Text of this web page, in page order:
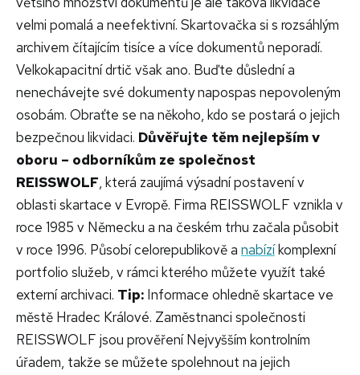
velmi pomalá a neefektivní. Skartovačka si s rozsáhlým
archivem čítajícím tisíce a více dokumentů neporadí.
Velkokapacitní drtič však ano. Buďte důslední a
nenechávejte své dokumenty napospas nepovoleným
osobám. Obraťte se na někoho, kdo se postará o jejich
bezpečnou likvidaci. Důvěřujte těm nejlepším v
oboru – odborníkům ze společnost
REISSWOLF, která zaujímá výsadní postavení v
oblasti skartace v Evropě. Firma REISSWOLF vznikla v
roce 1985 v Německu a na českém trhu začala působit
v roce 1996. Působí celorepublikově a nabízíkomplexní
portfolio služeb, v rámci kterého můžete využít také
externí archivaci. Tip: Informace ohledně skartace ve
městě Hradec Králové. Zaměstnanci společnosti
REISSWOLF jsou prověření Nejvyšším kontrolním
úřadem, takže se můžete spolehnout na jejich